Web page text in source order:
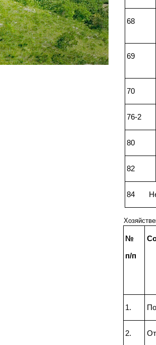
68
69
70
76-2
80
82
84
№
п/п
1.
2.